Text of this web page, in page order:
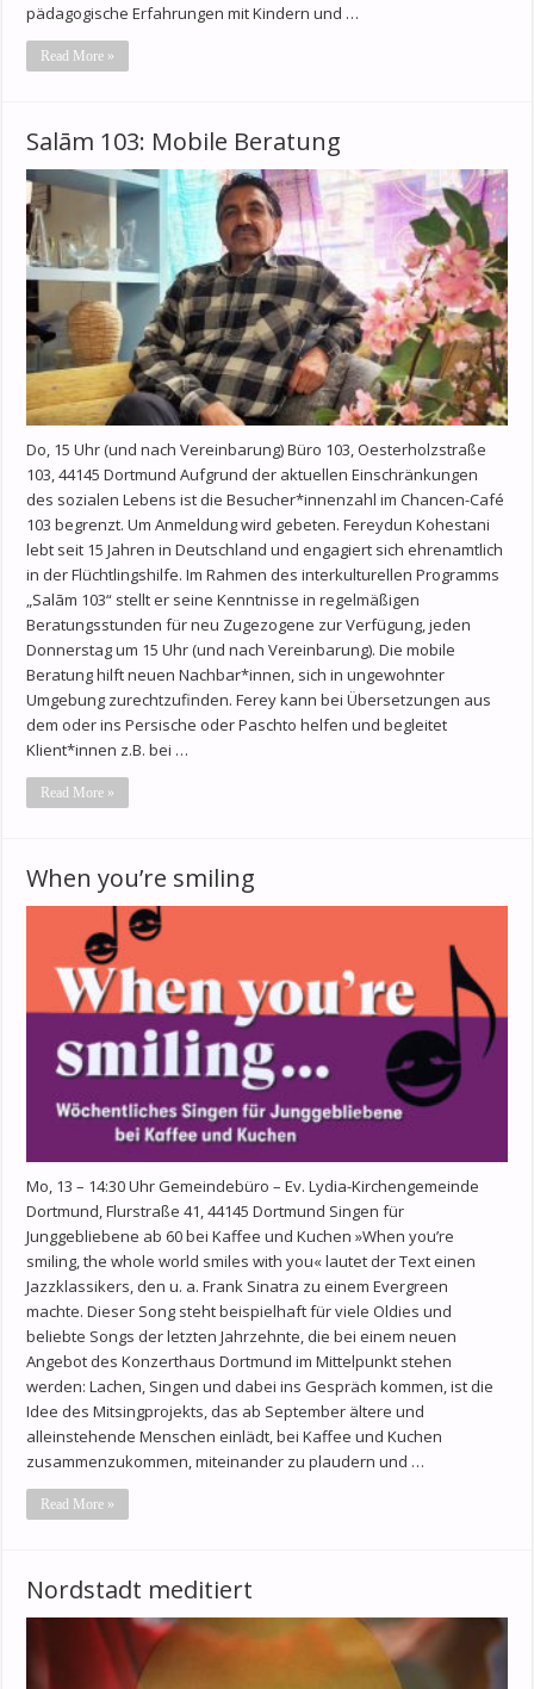
pädagogische Erfahrungen mit Kindern und …
Read More »
Salām 103: Mobile Beratung
Do, 15 Uhr (und nach Vereinbarung) Büro 103, Oesterholzstraße
103, 44145 Dortmund Aufgrund der aktuellen Einschränkungen
des sozialen Lebens ist die Besucher*innenzahl im Chancen-Café
103 begrenzt. Um Anmeldung wird gebeten. Fereydun Kohestani
lebt seit 15 Jahren in Deutschland und engagiert sich ehrenamtlich
in der Flüchtlingshilfe. Im Rahmen des interkulturellen Programms
„Salām 103“ stellt er seine Kenntnisse in regelmäßigen
Beratungsstunden für neu Zugezogene zur Verfügung, jeden
Donnerstag um 15 Uhr (und nach Vereinbarung). Die mobile
Beratung hilft neuen Nachbar*innen, sich in ungewohnter
Umgebung zurechtzufinden. Ferey kann bei Übersetzungen aus
dem oder ins Persische oder Paschto helfen und begleitet
Klient*innen z.B. bei …
Read More »
When you’re smiling
Mo, 13 – 14:30 Uhr Gemeindebüro – Ev. Lydia-Kirchengemeinde
Dortmund, Flurstraße 41, 44145 Dortmund Singen für
Junggebliebene ab 60 bei Kaffee und Kuchen »When you’re
smiling, the whole world smiles with you« lautet der Text einen
Jazzklassikers, den u. a. Frank Sinatra zu einem Evergreen
machte. Dieser Song steht beispielhaft für viele Oldies und
beliebte Songs der letzten Jahrzehnte, die bei einem neuen
Angebot des Konzerthaus Dortmund im Mittelpunkt stehen
werden: Lachen, Singen und dabei ins Gespräch kommen, ist die
Idee des Mitsingprojekts, das ab September ältere und
alleinstehende Menschen einlädt, bei Kaffee und Kuchen
zusammenzukommen, miteinander zu plaudern und …
Read More »
Nordstadt meditiert